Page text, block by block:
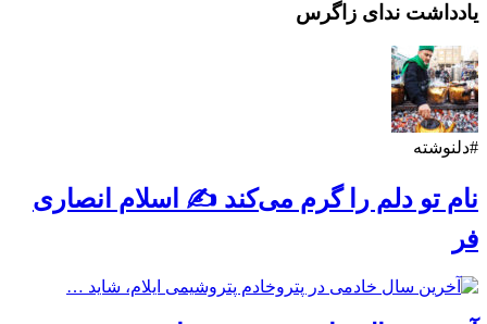
یادداشت ندای زاگرس
#دلنوشته
نام تو دلم را گرم می‌کند ✍️ اسلام انصاری
فر